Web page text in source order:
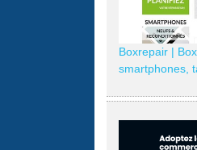
Boxrepair |
smartphones,